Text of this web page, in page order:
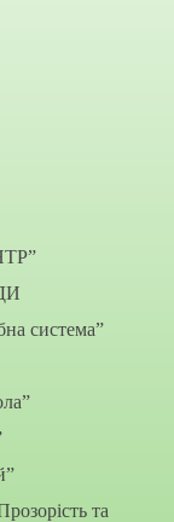
система”
та